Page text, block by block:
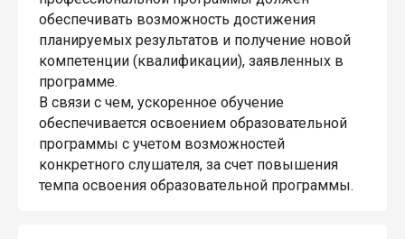
обеспечивать возможность достижения
планируемых результатов и получение новой
компетенции (квалификации), заявленных в
программе.
В связи с чем, ускоренное обучение
обеспечивается освоением образовательной
программы с учетом возможностей
конкретного слушателя, за счет повышения
темпа освоения образовательной программы.